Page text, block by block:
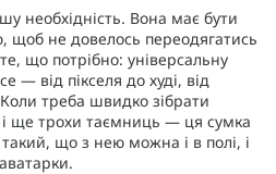
необхідність. Вона має бути
щоб не довелось переодягатись
що потрібно: універсальну
— від пікселя до худі, від
треба швидко зібрати
ще трохи таємниць — ця сумка
такий, що з нею можна і в полі, і